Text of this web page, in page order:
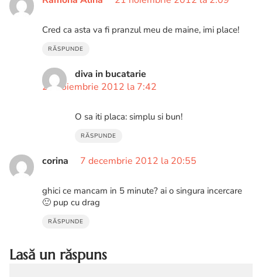
Cred ca asta va fi pranzul meu de maine, imi place!
RĂSPUNDE
diva in bucatarie
21 noiembrie 2012 la 7:42
O sa iti placa: simplu si bun!
RĂSPUNDE
corina 7 decembrie 2012 la 20:55
ghici ce mancam in 5 minute? ai o singura incercare
🙂 pup cu drag
RĂSPUNDE
Lasă un răspuns